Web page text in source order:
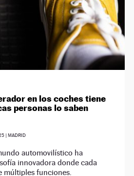
en los coches tiene
personas lo saben
| MADRID
automovilístico ha
innovadora donde cada
múltiples funciones.